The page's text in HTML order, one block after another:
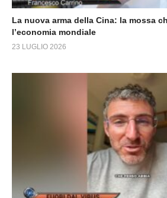
La nuova arma della Cina: la mossa
l’economia mondiale
23 LUGLIO 2026